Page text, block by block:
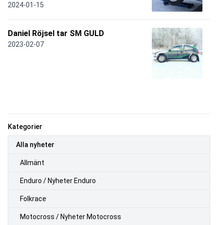
Kategorier
Alla nyheter
Allmänt
Enduro / Nyheter Enduro
Folkrace
Motocross / Nyheter Motocross
2024-01-15
Daniel Röjsel tar SM GULD
2023-02-07